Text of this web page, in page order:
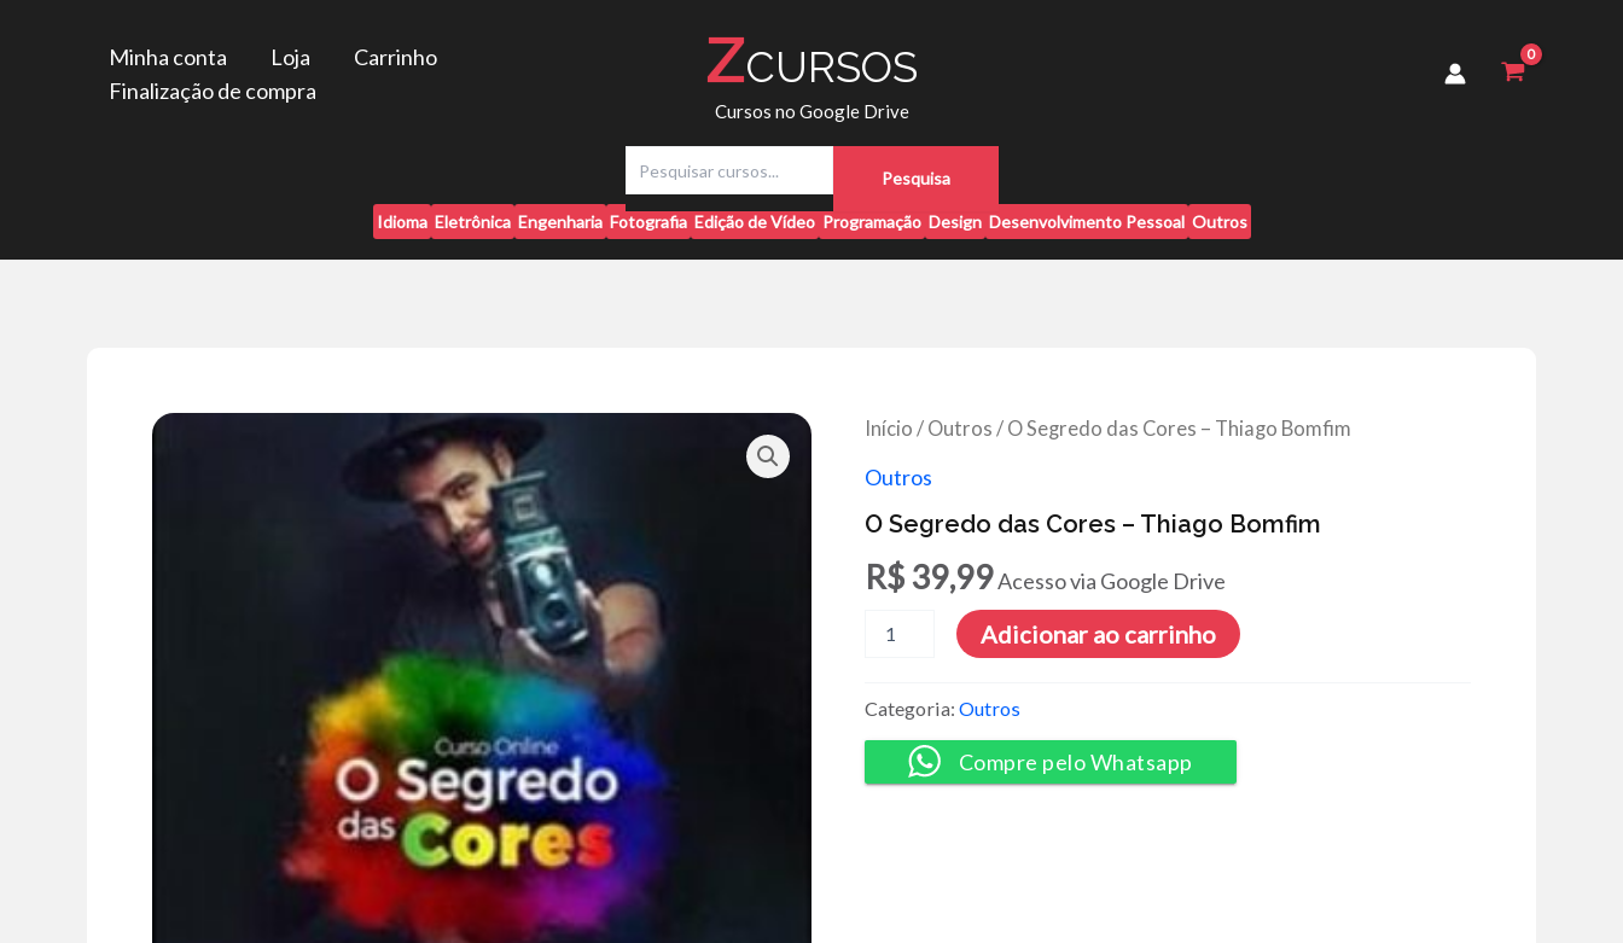
Minha conta Loja
Carrinho
Finalização de compra
ZCURSOS
Cursos no Google Drive
q
Pesquisa
Idioma Eletrônica Engenharia Fotografia Edição de Vídeo Programação Design Desenvolvimento Pessoal Outros
Início / Outros / O Segredo das Cores – Thiago Bomfim
Outros
O Segredo das Cores – Thiago Bomfim
R$39,99Acesso via Google Drive
Segredo
-
Thiago
Bomfim
quantidade
Adicionar ao carrinho
Categoria: Outros
Compre pelo Whatsapp